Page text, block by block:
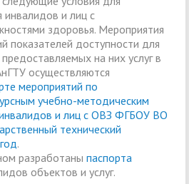
и лиц с
здоровья. Мероприятия
показателей доступности для
на них услуг в
осуществляются
мероприятий по
учебно-методическим
и лиц с ОВЗ ФГБОУ ВО
технический
.
разработаны паспорта
объектов и услуг.